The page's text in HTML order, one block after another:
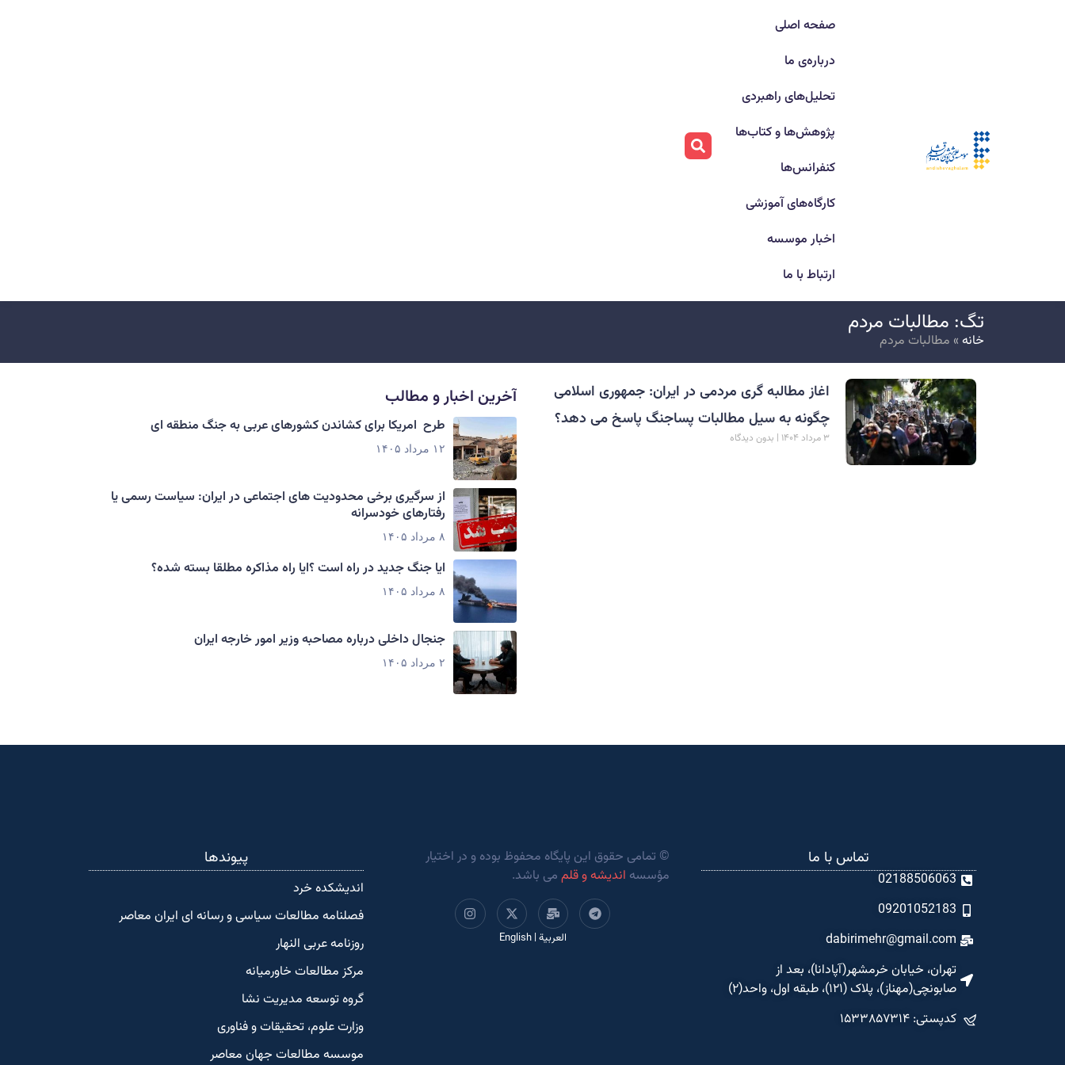
صفحه اصلی
درباره‌ی ما
تحلیل‌های راهبردی
پژوهش‌ها و کتاب‌ها
کنفرانس‌ها
کارگاه‌های آموزشی
اخبار موسسه
ارتباط با ما
تگ: مطالبات مردم
خانه » مطالبات مردم
اغاز مطالبه گری مردمی در ایران: جمهوری اسلامی
چگونه به سیل مطالبات پساجنگ پاسخ می دهد؟
۳ مرداد ۱۴۰۴ بدون دیدگاه
آخرین اخبار و مطالب
طرح امریکا برای کشاندن کشورهای عربی به جنگ منطقه ای
۱۲ مرداد ۱۴۰۵
از سرگیری برخی محدودیت های اجتماعی در ایران: سیاست رسمی یا
رفتارهای خودسرانه
۸ مرداد ۱۴۰۵
ایا جنگ جدید در راه است ؟ایا راه مذاکره مطلقا بسته شده؟
۸ مرداد ۱۴۰۵
جنجال داخلی درباره مصاحبه وزیر امور خارجه ایران
۲ مرداد ۱۴۰۵
تماس با ما
02188506063
09201052183
dabirimehr@gmail.com
تهران، خیابان خرمشهر(آپادانا)، بعد از
صابونچی(مهناز)، پلاک (۱۲۱)، طبقه اول، واحد(۲)
کدپستی: ۱۵۳۳۸۵۷۳۱۴
© تمامی حقوق این پایگاه محفوظ بوده و در اختیار
مؤسسه اندیشه و قلممی باشد.
العربية |
English
پیوندها
اندیشکده‌ خرد
فصلنامه مطالعات سیاسی و رسانه ای ایران معاصر
روزنامه عربی النهار
مرکز مطالعات خاورمیانه
گروه توسعه مدیریت نشا
وزارت علوم، تحقیقات و فناوری
موسسه مطالعات جهان معاصر